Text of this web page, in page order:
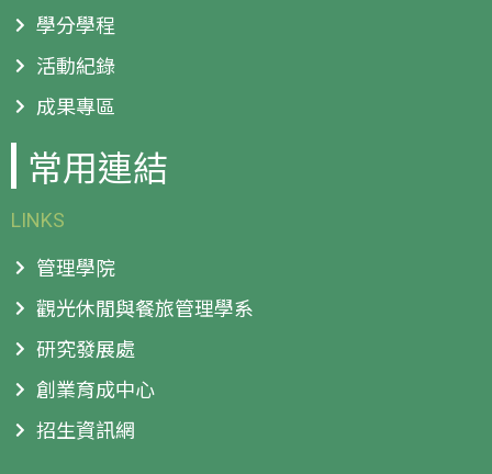
學分學程
活動紀錄
成果專區
常用連結
LINKS
管理學院
觀光休閒與餐旅管理學系
研究發展處
創業育成中心
招生資訊網